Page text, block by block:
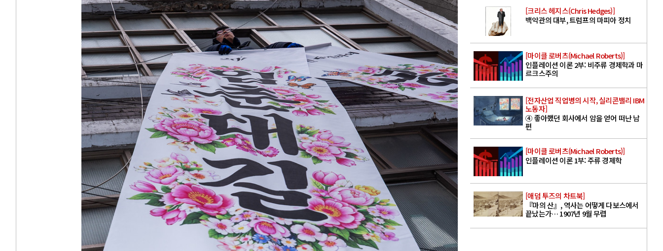
[크리스 헤지스(Chris Hedges)]
백악관의 대부, 트럼프의 마피아 정치
[마이클 로버츠(Michael Roberts)]
인플레이션 이론 2부: 비주류 경제학과 마
르크스주의
[전자산업 직업병의 시작, 실리콘밸리 IBM
노동자]
④ 좋아했던 회사에서 암을 얻어 떠난 남
편
[마이클 로버츠(Michael Roberts)]
인플레이션 이론 1부: 주류 경제학
[애덤 투즈의 차트북]
『마의 산』, 역사는 어떻게 다보스에서
끝났는가… 1907년 9월 무렵